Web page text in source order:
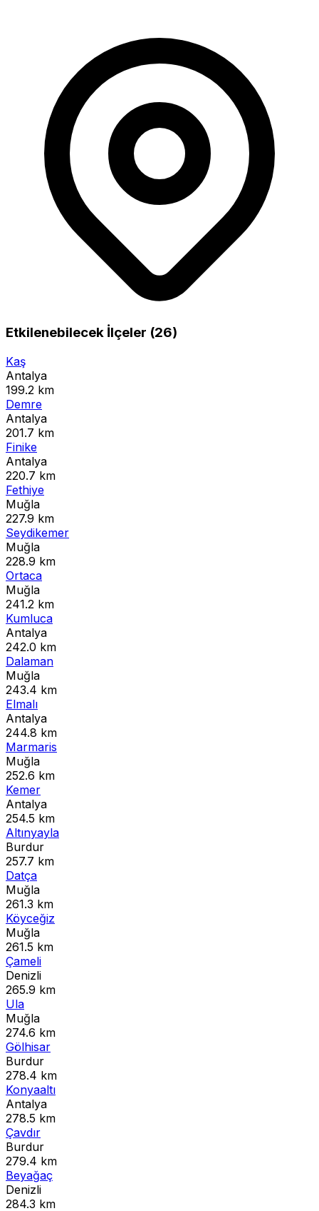
Etkilenebilecek İlçeler (26)
Kaş
Antalya
199.2 km
Demre
Antalya
201.7 km
Finike
Antalya
220.7 km
Fethiye
Muğla
227.9 km
Seydikemer
Muğla
228.9 km
Ortaca
Muğla
241.2 km
Kumluca
Antalya
242.0 km
Dalaman
Muğla
243.4 km
Elmalı
Antalya
244.8 km
Marmaris
Muğla
252.6 km
Kemer
Antalya
254.5 km
Altınyayla
Burdur
257.7 km
Datça
Muğla
261.3 km
Köyceğiz
Muğla
261.5 km
Çameli
Denizli
265.9 km
Ula
Muğla
274.6 km
Gölhisar
Burdur
278.4 km
Konyaaltı
Antalya
278.5 km
Çavdır
Burdur
279.4 km
Beyağaç
Denizli
284.3 km